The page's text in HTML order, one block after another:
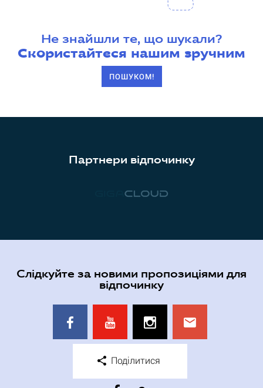
Не знайшли те, що шукали?
Скористайтеся нашим зручним
ПОШУКОМ!
Партнери відпочинку
Слідкуйте за новими пропозиціями для
відпочинку
Поділитися